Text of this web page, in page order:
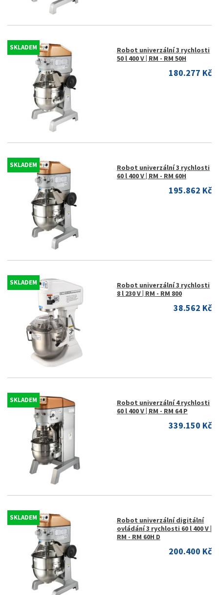
SKLADEM
Robot univerzální 3 rychlosti
50 l 400 V | RM - RM 50H
180.277 Kč
SKLADEM
Robot univerzální 3 rychlosti
60 l 400 V | RM - RM 60H
195.862 Kč
SKLADEM
Robot univerzální 3 rychlosti
8 l 230 V | RM - RM 800
38.562 Kč
SKLADEM
Robot univerzální 4 rychlosti
60 l 400 V | RM - RM 64 P
339.150 Kč
SKLADEM
Robot univerzální digitální
ovládání 3 rychlosti 60 l 400 V |
RM - RM 60H D
200.400 Kč